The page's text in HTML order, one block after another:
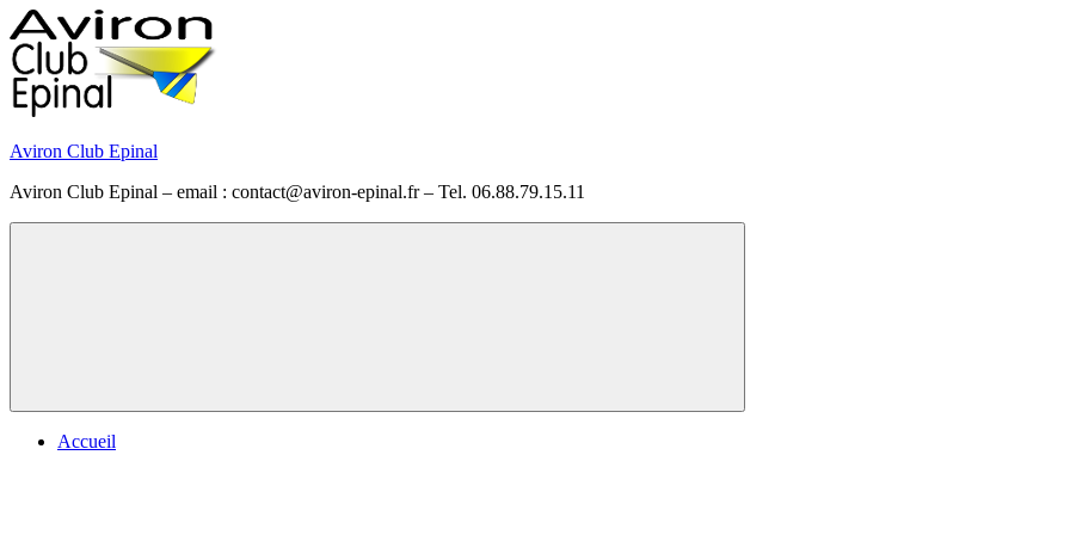
Skip
to
content
Aviron Club Epinal
Aviron Club Epinal – email : contact@aviron-epinal.fr – Tel. 06.88.79.15.11
Menu
Accueil